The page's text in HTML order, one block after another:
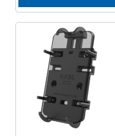
Mounts with Holder
Holders
Monitor